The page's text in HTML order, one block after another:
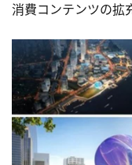
消費コンテンツの拡